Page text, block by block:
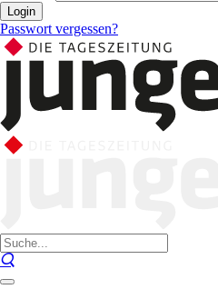
Login
Passwort vergessen?